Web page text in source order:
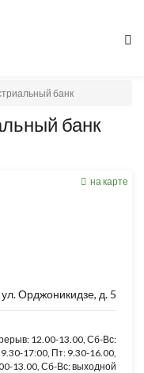
банк
банк
на карте
ул. Орджоникидзе, д. 5
12.00-13.00, Сб-Вс:
17:00, Пт: 9.30-16.00,
13.00, Сб-Вс: выходной